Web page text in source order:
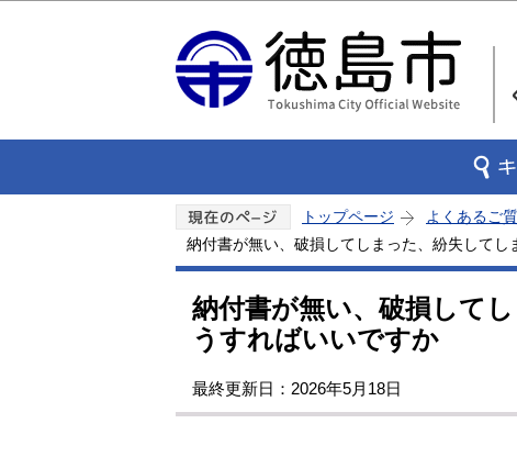
トップページ よくあるご
納付書が無い、破損してしまった、紛失して
納付書が無い、破損して
うすればいいですか
最終更新日：2026年5月18日